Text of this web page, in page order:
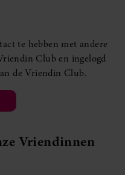
te hebben met andere
Club en ingelogd
de Vriendin Club.
Vriendinnen